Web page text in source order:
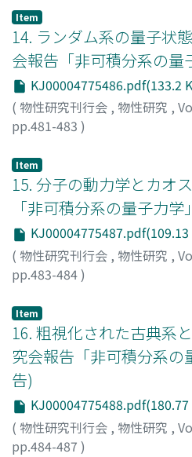
ウ, アキラ
Item
14. ランダム系の量子状
会報告「非可積分系の量
KJ00004775486.pdf(133.2
( 物性研究刊行会 , 物性研究 ,
pp.481-483 )
Item
15. 分子の動力学とカオ
「非可積分系の量子力
KJ00004775487.pdf(109.13
( 物性研究刊行会 , 物性研究 ,
pp.483-484)
Item
16. 粗視化された古典系
究会報告「非可積分系の
告)
KJ00004775488.pdf(180.77
( 物性研究刊行会 , 物性研究 ,
pp.484-487 )